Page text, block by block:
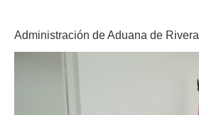
Administración de Aduana de Rivera